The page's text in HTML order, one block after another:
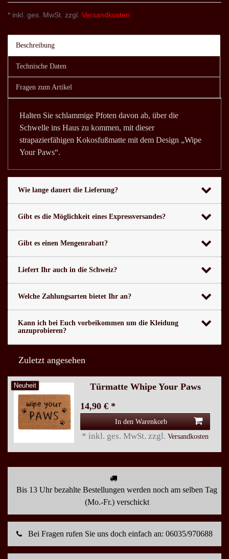
* inkl. ges. MwSt. zzgl. Versandkosten
Beschreibung
Technische Daten
Fragen zum Artikel
Halten Sie schlammige Pfoten davon ab, über die
Schwelle ins Haus zu kommen, mit dieser
strapazierfähigen Kokosfußmatte mit dem Design „Wipe
Your Paws“.
Wie lange dauert die Lieferung?
Gibt es die Möglichkeit eines Expressversandes?
Gibt es einen Mengenrabatt?
Liefert Ihr auch in die Schweiz?
Welche Zahlungsarten bietet Ihr an?
Kann ich bei Euch vorbeikommen um die Kleidung
anzuprobieren?
Zuletzt angesehen
Neuheit
Türmatte Whipe Your Paws
14,90 € *
In den Warenkorb
* inkl. ges. MwSt. zzgl. Versandkosten
Bis 13 Uhr bezahlte Bestellungen werden noch am selben Tag
(Mo.-Fr.) verschickt
Bei Fragen rufen Sie uns doch einfach an: 06035/970688